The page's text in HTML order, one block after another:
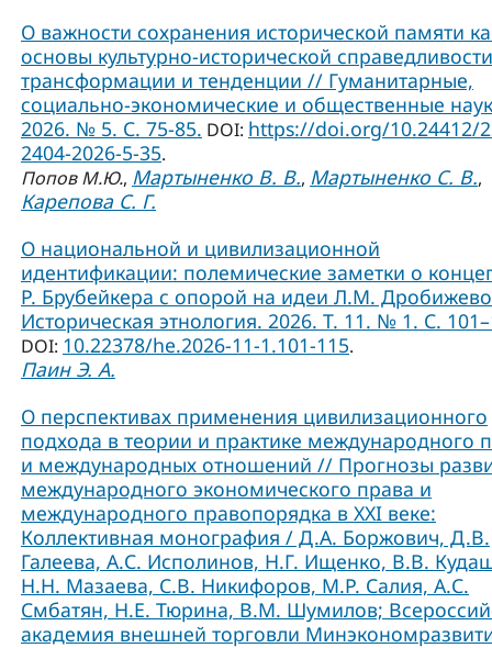
О важности сохранения исторической памяти
основы культурно-исторической
трансформации и тенденции // Гуманитарные,
социально-экономические и общественные
2026. № 5. С. 75-85. DOI: https://doi.org/10.24412/
2404-2026-5-35.
Попов М.Ю., Мартыненко В. В., Мартыненко С. В.,
Карепова С. Г.
О национальной и цивилизационной
идентификации: полемические заметки о
Р. Брубейкера с опорой на идеи Л.М.
Историческая этнология. 2026. Т. 11. № 1. С.
DOI: 10.22378/he.2026-11-1.101-115.
Паин Э. А.
О перспективах применения цивилизационного
подхода в теории и практике международного
и международных отношений // Прогнозы
международного экономического права и
международного правопорядка в XXI веке:
Коллективная монография / Д.А. Боржович, Д.В.
Галеева, А.С. Исполинов, Н.Г. Ищенко, В.В.
Н.Н. Мазаева, С.В. Никифоров, М.Р. Салия, А.С.
Смбатян, Н.Е. Тюрина, В.М. Шумилов;
академия внешней торговли